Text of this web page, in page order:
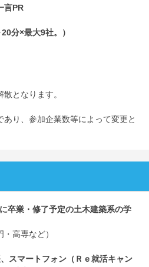
言PR
分×最大9社。）
となります。
り、参加企業数等によって変更と
卒業・修了予定の土木建築系の学
高専など）
スマートフォン（Ｒｅ就活キャン